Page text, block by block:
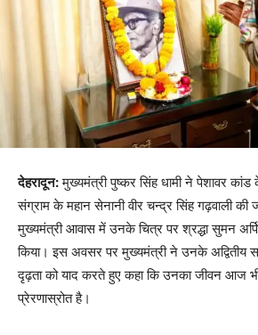
देहरादून:मुख्यमंत्री पुष्कर सिंह धामी ने पेशावर
संग्राम के महान सेनानी वीर चन्द्र सिंह गढ़वाली
मुख्यमंत्री आवास में उनके चित्र पर श्रद्धा सुमन
किया। इस अवसर पर मुख्यमंत्री ने उनके अद्वितीय
दृढ़ता को याद करते हुए कहा कि उनका जीवन आज
प्रेरणास्रोत है।